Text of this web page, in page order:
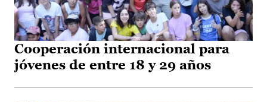
Cooperación internacional para
jóvenes de entre 18 y 29 años